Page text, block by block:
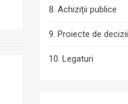
Achiziții publice
Proiecte de decizii
Legaturi